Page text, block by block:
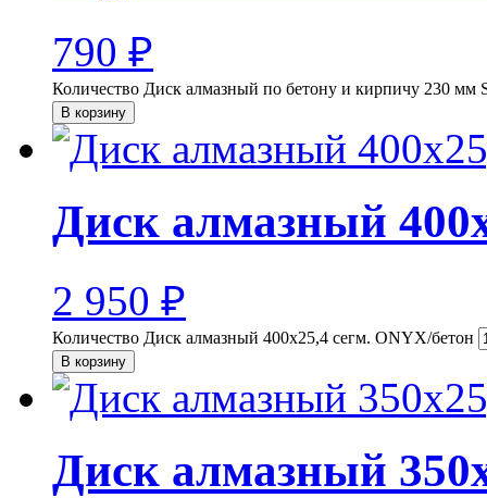
790 ₽
Количество Диск алмазный по бетону и кирпичу 230 мм
В корзину
Диск алмазный
2 950 ₽
Количество Диск алмазный 400х25,4 сегм. ONYX/бетон
В корзину
Диск алмазный